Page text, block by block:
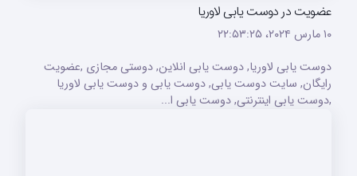
عضویت در دوست یابی لاوریا
۱۰ مارس ۲۰۲۴،‏ ۲۲:۵۳:۲۵
دوست یابی لاوریا, دوست یابی انلاین, دوستی مجازی ,عضویت
رایگان, سایت دوست یابی, دوست یابی و دوست یابی لاوریا
,دوست یابی اینترنتی, دوست یابی ا...